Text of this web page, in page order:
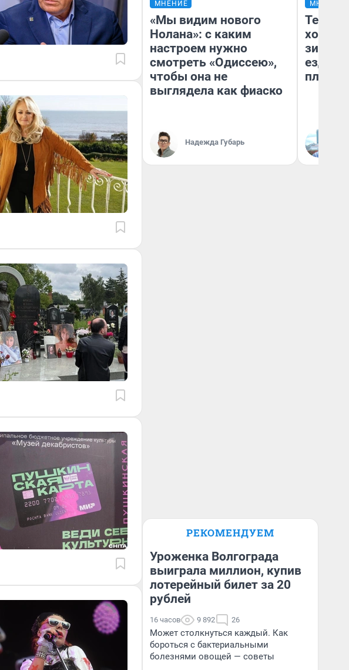
МНЕНИЕ
«Мы видим нового
Нолана»: с каким
настроем нужно
смотреть «Одиссею»,
чтобы она не
выглядела как фиаско
Надежда Губарь
МНЕНИЕ
Тепло
зимой.
ездит
плюсы
РЕКОМЕНДУЕМ
Уроженка Волгограда
выиграла миллион, купив
лотерейный билет за 20
рублей
16 часов 9 892 26
Может столкнуться каждый. Как
бороться с бактериальными
болезнями овощей — советы